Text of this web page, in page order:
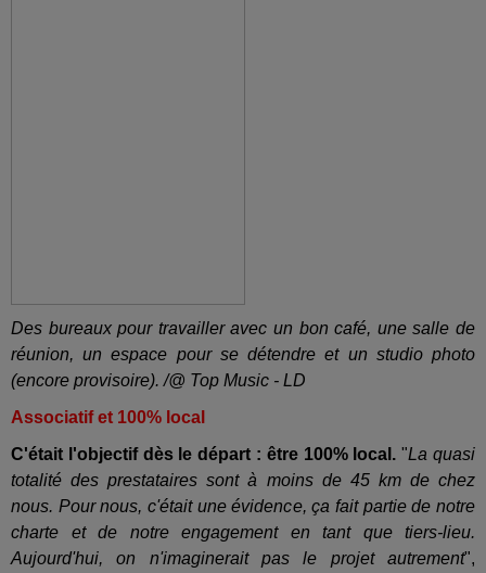
Des bureaux pour travailler avec un bon café, une salle de
réunion, un espace pour se détendre et un studio photo
(encore provisoire). /@ Top Music - LD
Associatif et 100% local
C'était l'objectif dès le départ : être 100% local. "La quasi
totalité des prestataires sont à moins de 45 km de chez
nous. Pour nous, c'était une évidence, ça fait partie de notre
charte et de notre engagement en tant que tiers-lieu.
Aujourd'hui, on n'imaginerait pas le projet autrement",